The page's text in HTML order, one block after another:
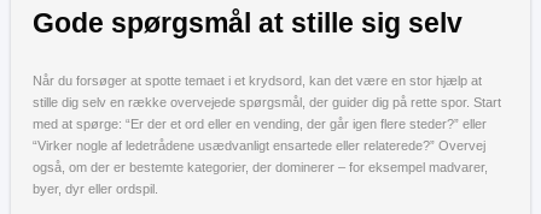
Gode spørgsmål at stille sig selv
Når du forsøger at spotte temaet i et krydsord, kan det være en stor hjælp at
stille dig selv en række overvejede spørgsmål, der guider dig på rette spor. Start
med at spørge: “Er der et ord eller en vending, der går igen flere steder?” eller
“Virker nogle af ledetrådene usædvanligt ensartede eller relaterede?” Overvej
også, om der er bestemte kategorier, der dominerer – for eksempel madvarer,
byer, dyr eller ordspil.